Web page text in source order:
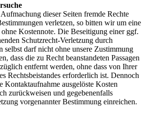
dieser Seiten fremde Rechte
verletzen, so bitten wir um eine
Kostennote. Die Beseitigung einer ggf.
Schutzrecht-Verletzung durch
selbst darf nicht ohne unsere Zustimmung
dass die zu Recht beanstandeten Passagen
entfernt werden, ohne dass von Ihrer
Rechtsbeistandes erforderlich ist. Dennoch
Kontaktaufnahme ausgelöste Kosten
zurückweisen und gegebenenfalls
vorgenannter Bestimmung einreichen.